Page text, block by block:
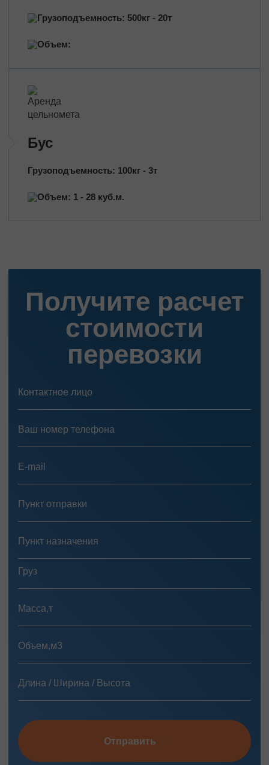
Грузоподъемность: 500кг - 20т
Объем:
Бус
Грузоподъемность: 100кг - 3т
Объем: 1 - 28 куб.м.
Получите расчет
стоимости
перевозки
Отправить